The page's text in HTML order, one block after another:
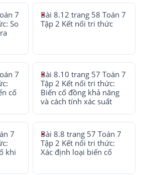
7
So
Bài 8.12 trang 58 Toán 7
Tập 2 Kết nối tri thức
7
cố
Bài 8.10 trang 57 Toán 7
Tập 2 Kết nối tri thức:
Biến cố đồng khả năng
và cách tính xác suất
7
khi
Bài 8.8 trang 57 Toán 7
Tập 2 Kết nối tri thức:
Xác định loại biến cố